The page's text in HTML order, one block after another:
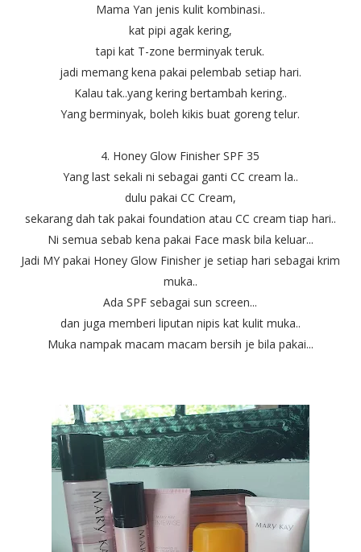
Mama Yan jenis kulit kombinasi..
kat pipi agak kering,
tapi kat T-zone berminyak teruk.
jadi memang kena pakai pelembab setiap hari.
Kalau tak..yang kering bertambah kering..
Yang berminyak, boleh kikis buat goreng telur.
4. Honey Glow Finisher SPF 35
Yang last sekali ni sebagai ganti CC cream la..
dulu pakai CC Cream,
sekarang dah tak pakai foundation atau CC cream tiap hari..
Ni semua sebab kena pakai Face mask bila keluar...
Jadi MY pakai Honey Glow Finisher je setiap hari sebagai krim
muka..
Ada SPF sebagai sun screen...
dan juga memberi liputan nipis kat kulit muka..
Muka nampak macam macam bersih je bila pakai...